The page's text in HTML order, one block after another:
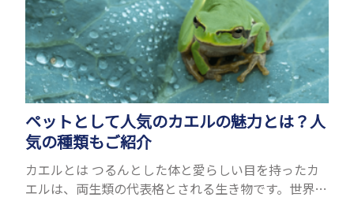
ペットとして人気のカエルの魅力とは？人
気の種類もご紹介
カエルとは つるんとした体と愛らしい目を持ったカ
エルは、両生類の代表格とされる生き物です。世界中